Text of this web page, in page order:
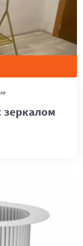
зеркалом